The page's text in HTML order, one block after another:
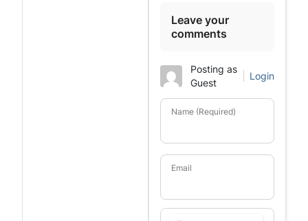
Leave your
comments
Posting as
Guest
Login
Name (Required)
Email